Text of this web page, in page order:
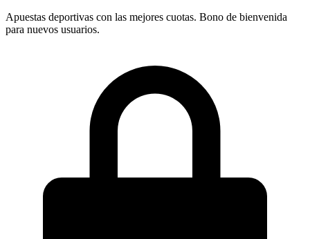
Apuestas deportivas con las mejores cuotas. Bono de bienvenida
para nuevos usuarios.